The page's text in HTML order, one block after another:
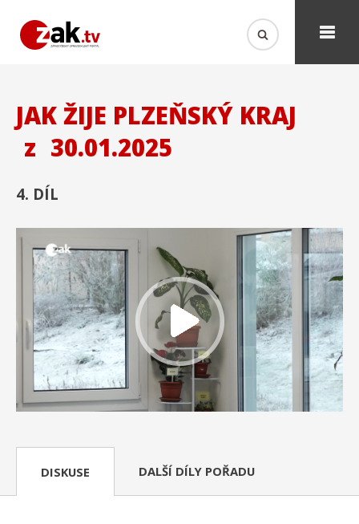
JAK ŽIJE PLZEŇSKÝ KRAJ
z 30.01.2025
4. DÍL
DISKUSE DALŠÍ DÍLY POŘADU